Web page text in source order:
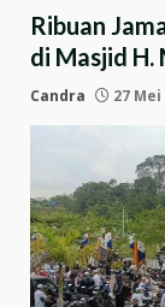
Ribuan
di Masjid H.
Candra 27 Mei